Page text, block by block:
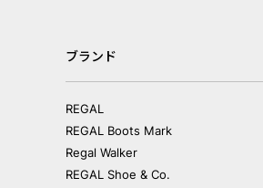
ブランド
REGAL
REGAL Boots Mark
Regal Walker
REGAL Shoe & Co.